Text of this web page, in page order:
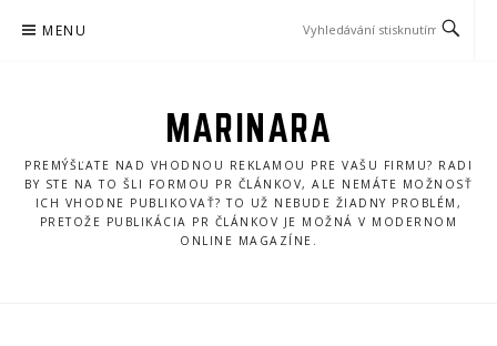
MENU
MARINARA
PREMÝŠĽATE NAD VHODNOU REKLAMOU PRE VAŠU FIRMU? RADI
BY STE NA TO ŠLI FORMOU PR ČLÁNKOV, ALE NEMÁTE MOŽNOSŤ
ICH VHODNE PUBLIKOVAŤ? TO UŽ NEBUDE ŽIADNY PROBLÉM,
PRETOŽE PUBLIKÁCIA PR ČLÁNKOV JE MOŽNÁ V MODERNOM
ONLINE MAGAZÍNE.